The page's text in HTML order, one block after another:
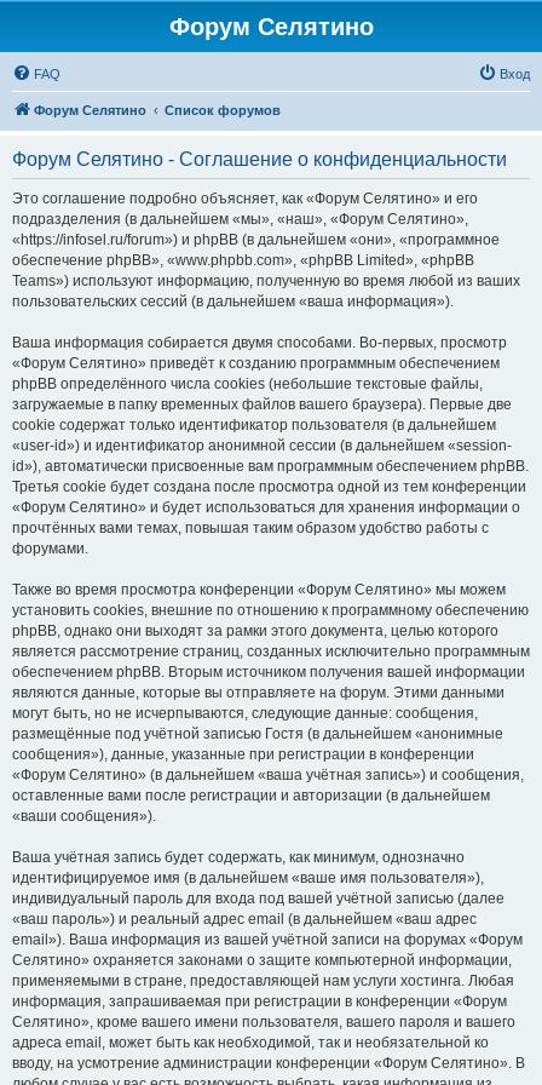
Форум Селятино
FAQ Вход
Форум Селятино Список форумов
Форум Селятино - Соглашение о конфиденциальности
Это соглашение подробно объясняет, как «Форум Селятино» и его
подразделения (в дальнейшем «мы», «наш», «Форум Селятино»,
«https://infosel.ru/forum») и phpBB (в дальнейшем «они», «программное
обеспечение phpBB», «www.phpbb.com», «phpBB Limited», «phpBB
Teams») используют информацию, полученную во время любой из ваших
пользовательских сессий (в дальнейшем «ваша информация»).
Ваша информация собирается двумя способами. Во-первых, просмотр
«Форум Селятино» приведёт к созданию программным обеспечением
phpBB определённого числа cookies (небольшие текстовые файлы,
загружаемые в папку временных файлов вашего браузера). Первые две
cookie содержат только идентификатор пользователя (в дальнейшем
«user-id») и идентификатор анонимной сессии (в дальнейшем «session-
id»), автоматически присвоенные вам программным обеспечением phpBB.
Третья cookie будет создана после просмотра одной из тем конференции
«Форум Селятино» и будет использоваться для хранения информации о
прочтённых вами темах, повышая таким образом удобство работы с
форумами.
Также во время просмотра конференции «Форум Селятино» мы можем
установить cookies, внешние по отношению к программному обеспечению
phpBB, однако они выходят за рамки этого документа, целью которого
является рассмотрение страниц, созданных исключительно программным
обеспечением phpBB. Вторым источником получения вашей информации
являются данные, которые вы отправляете на форум. Этими данными
могут быть, но не исчерпываются, следующие данные: сообщения,
размещённые под учётной записью Гостя (в дальнейшем «анонимные
сообщения»), данные, указанные при регистрации в конференции
«Форум Селятино» (в дальнейшем «ваша учётная запись») и сообщения,
оставленные вами после регистрации и авторизации (в дальнейшем
«ваши сообщения»).
Ваша учётная запись будет содержать, как минимум, однозначно
идентифицируемое имя (в дальнейшем «ваше имя пользователя»),
индивидуальный пароль для входа под вашей учётной записью (далее
«ваш пароль») и реальный адрес email (в дальнейшем «ваш адрес
email»). Ваша информация из вашей учётной записи на форумах «Форум
Селятино» охраняется законами о защите компьютерной информации,
применяемыми в стране, предоставляющей нам услуги хостинга. Любая
информация, запрашиваемая при регистрации в конференции «Форум
Селятино», кроме вашего имени пользователя, вашего пароля и вашего
адреса email, может быть как необходимой, так и необязательной ко
вводу, на усмотрение администрации конференции «Форум Селятино». В